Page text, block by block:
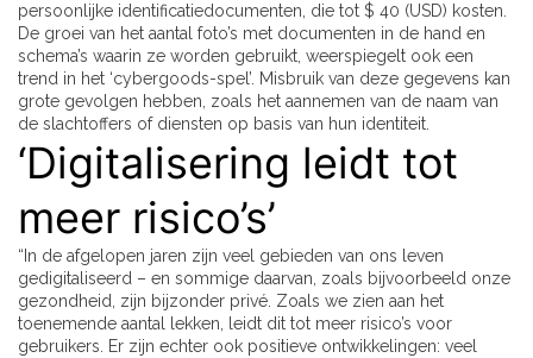
persoonlijke identificatiedocumenten, die tot $ 40 (USD) kosten.
De groei van het aantal foto’s met documenten in de hand en
schema’s waarin ze worden gebruikt, weerspiegelt ook een
trend in het ‘cybergoods-spel’. Misbruik van deze gegevens kan
grote gevolgen hebben, zoals het aannemen van de naam van
de slachtoffers of diensten op basis van hun identiteit.
‘Digitalisering leidt tot
meer risico’s’
“In de afgelopen jaren zijn veel gebieden van ons leven
gedigitaliseerd – en sommige daarvan, zoals bijvoorbeeld onze
gezondheid, zijn bijzonder privé. Zoals we zien aan het
toenemende aantal lekken, leidt dit tot meer risico’s voor
gebruikers. Er zijn echter ook positieve ontwikkelingen: veel